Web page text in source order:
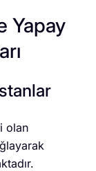
Yapay
olan